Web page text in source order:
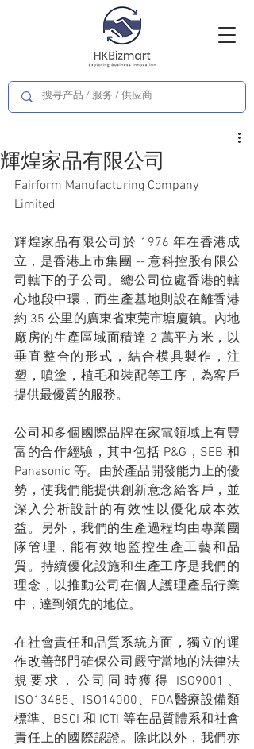
輝煌家品有限公司
Fairform Manufacturing Company
Limited
輝煌家品有限公司於 1976 年在香港成
立，是香港上市集團 -- 意科控股有限公
司轄下的子公司。總公司位處香港的轄
心地段中環，而生產基地則設在離香港
約 35 公里的廣東省東莞市塘廈鎮。內地
廠房的生產區域面積達 2 萬平方米，以
垂直整合的形式，結合模具製作，注
塑，噴塗，植毛和裝配等工序，為客戶
提供最優質的服務。
公司和多個國際品牌在家電領域上有豐
富的合作經驗，其中包括 P&G，SEB 和
Panasonic 等。由於產品開發能力上的優
勢，使我們能提供創新意念給客戶，並
深入分析設計的有效性以優化成本效
益。另外，我們的生產過程均由專業團
隊管理，能有效地監控生產工藝和品
質。持續優化設施和生產工序是我們的
理念，以推動公司在個人護理產品行業
中，達到領先的地位。
在社會責任和品質系統方面，獨立的運
作改善部門確保公司嚴守當地的法律法
規要求，公司同時獲得 ISO9001、
ISO13485、ISO14000、FDA醫療設備類
標準、BSCI 和 ICTI 等在品質體系和社會
責任上的國際認證。除此以外，我們亦